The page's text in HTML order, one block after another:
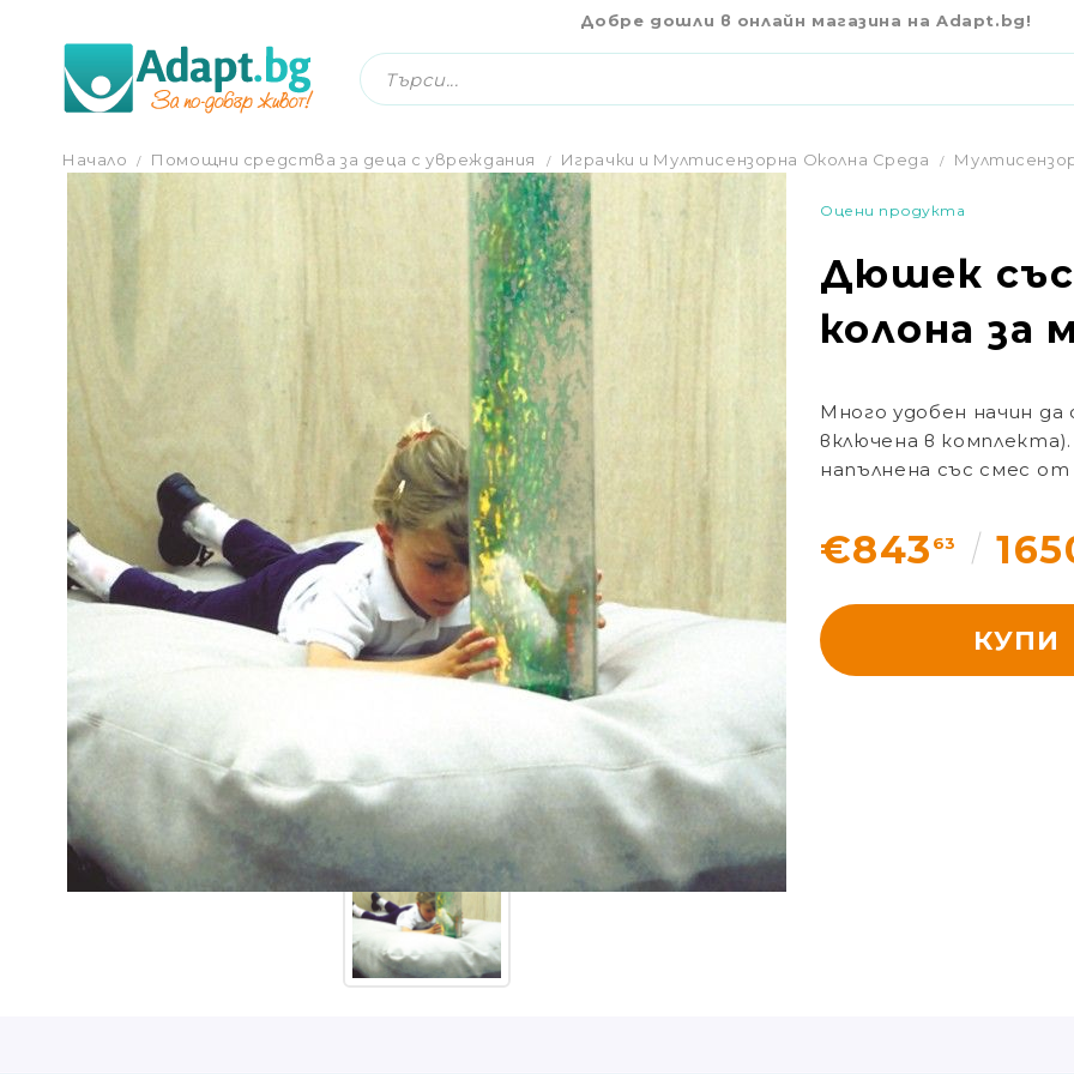
Добре дошли в онлайн магазина на Adapt.bg!
ДЮШЕК СЪС ЗЪРНЕСТ ПЪЛНЕЖ ЗА КОЛОНА ЗА МЕХУРЧЕТА €843 63
Начало Помощни средства за деца с увреждания Играчки и Мултисензорна Околна Среда
Оцени продукта
Дюшек със
колона за
Много удобен начин
включена в
напълнена със смес от
€843 63
КУПИ